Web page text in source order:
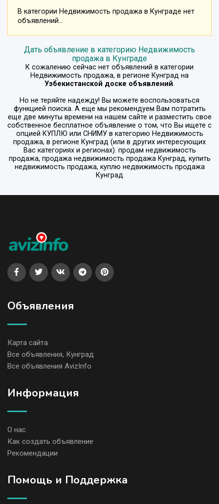
В категории Недвижимость продажа в Кунграде нет
объявлений...
Дать объявление в категорию Недвижимость
продажа в Кунграде
К сожалению сейчас нет объявлений в категории
Недвижимость продажа, в регионе Кунград на
Узбекистанской доске объявлений.
Но не теряйте надежду! Вы можете воспользоваться
функцией поиска. А еще мы рекомендуем Вам потратить
еще две минуты времени на нашем сайте и разместить свое
собственное бесплатное объявление о том, что Вы ищете с
опцией КУПЛЮ или СНИМУв категорию Недвижимость
продажа, в регионе Кунград (или в других интересующих
Вас категориях и регионах). продам недвижимость
продажа, продажа недвижимость продажа Кунград, купить
недвижимость продажа, куплю недвижимость продажа
Кунград
Объявления
Карта сайта
Все объявления, Кунград
Все объявления AvizInfo
Информация
О нас
Как создать объявление
Рекомендации
Помощь и Поддержка